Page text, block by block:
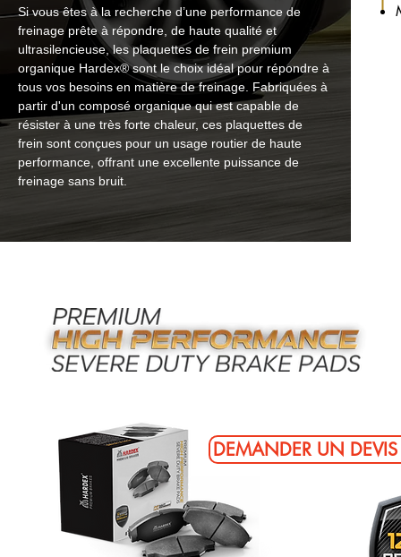
Si vous êtes à la recherche d’une performance de
freinage prête à répondre, de haute qualité et
ultrasilencieuse, les plaquettes de frein premium
organique Hardex® sont le choix idéal pour répondre à
tous vos besoins en matière de freinage. Fabriquées à
partir d'un composé organique qui est capable de
résister à une très forte chaleur, ces plaquettes de
frein sont conçues pour un usage routier de haute
performance, offrant une excellente puissance de
freinage sans bruit.
DEMANDER UN DEVIS